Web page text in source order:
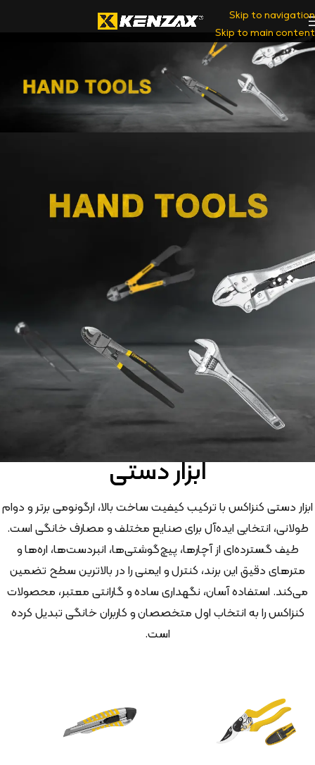
Skip to navigation
Skip to main content
ابزار دستی
ابزار دستی کنزاکس با ترکیب کیفیت ساخت بالا، ارگونومی برتر و دوام
طولانی، انتخابی ایده‌آل برای صنایع مختلف و مصارف خانگی است.
طیف گسترده‌ای از آچارها، پیچ‌گوشتی‌ها، انبردست‌ها، اره‌ها و
مترهای دقیق این برند، کنترل و ایمنی را در بالاترین سطح تضمین
می‌کند. استفاده آسان، نگهداری ساده و گارانتی معتبر، محصولات
کنزاکس را به انتخاب اول متخصصان و کاربران خانگی تبدیل کرده
است.